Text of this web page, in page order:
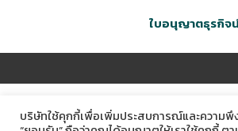
บริษัทใช้คุกกี้เพื่อเพิ่มประสบการณ์และความพึ
ใบอนุญาตธุรกิจ